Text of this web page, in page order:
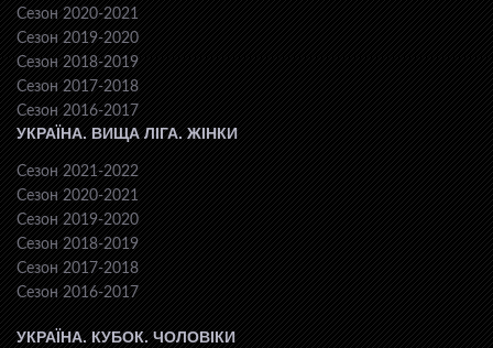
Сезон 2020-2021
Сезон 2019-2020
Сезон 2018-2019
Сезон 2017-2018
Сезон 2016-2017
УКРАЇНА. ВИЩА ЛІГА. ЖІНКИ
Сезон 2021-2022
Сезон 2020-2021
Сезон 2019-2020
Сезон 2018-2019
Сезон 2017-2018
Сезон 2016-2017
УКРАЇНА. КУБОК. ЧОЛОВІКИ